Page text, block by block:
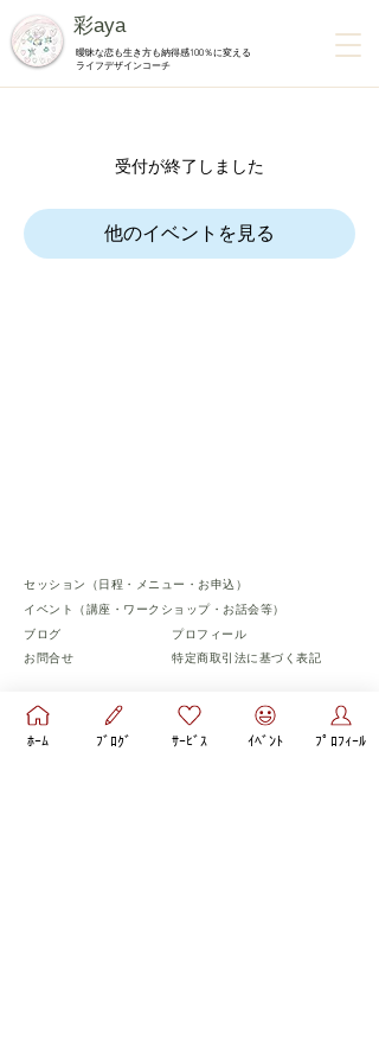
彩aya
曖昧な恋も生き方も納得感100％に変える
ライフデザインコーチ
受付が終了しました
他のイベントを見る
セッション（日程・メニュー・お申込）
​イベント（講座・ワークショップ・お話会等）
​ブログ
お問合せ
​プロフィール
​特定商取引法に基づく表記
​フォローお願いします♡
ﾎｰﾑ ﾌﾞﾛｸﾞ ｻｰﾋﾞｽ ｲﾍﾞﾝﾄ ﾌﾟﾛﾌｨｰﾙ